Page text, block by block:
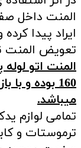
المنت داخل
ایراد پیدا
تعویض المنت
المنت اتو
160 بوده و
میباشد.
تمامی لوازم
ترموستات و